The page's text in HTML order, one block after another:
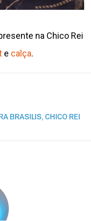
na Chico Rei
e calça.
BRASILIS, CHICO REI